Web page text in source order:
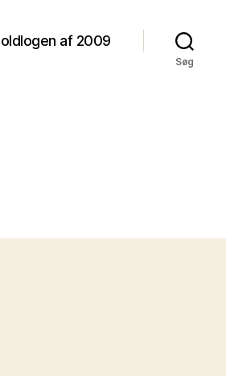
af 2009
Søg